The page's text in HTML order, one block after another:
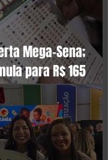
Mega-Sena;
para R$ 165